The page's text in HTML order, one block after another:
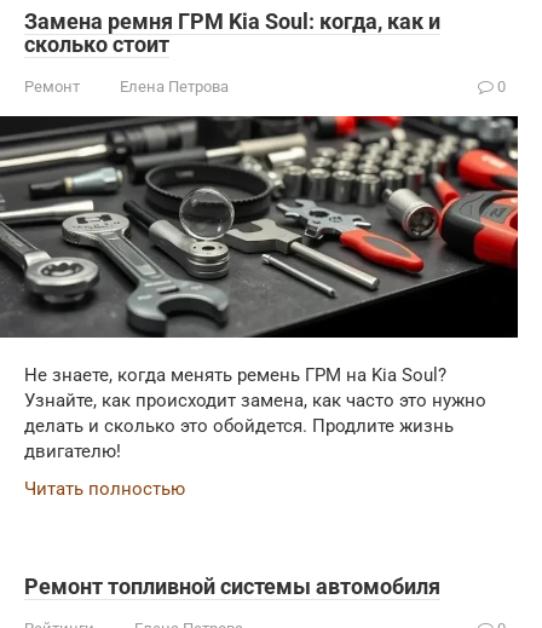
Замена ремня ГРМ Kia Soul: когда, как и
сколько стоит
Ремонт Елена Петрова 0
Не знаете, когда менять ремень ГРМ на Kia Soul?
Узнайте, как происходит замена, как часто это нужно
делать и сколько это обойдется. Продлите жизнь
двигателю!
Читать полностью
Ремонт топливной системы автомобиля